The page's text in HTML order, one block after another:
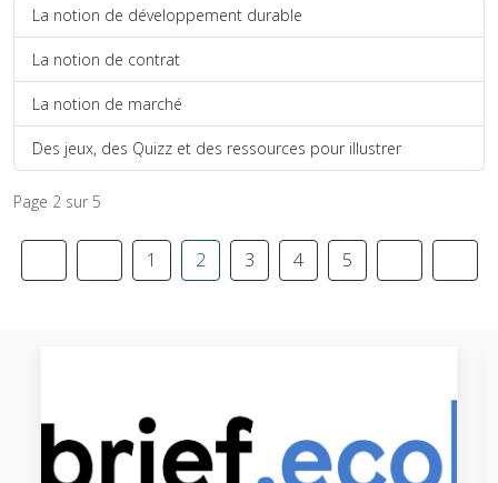
La notion de développement durable
La notion de contrat
La notion de marché
Des jeux, des Quizz et des ressources pour illustrer
Page 2 sur 5
1 2 3 4 5